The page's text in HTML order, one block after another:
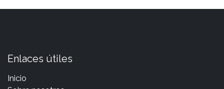
Enlaces útiles
Inicio